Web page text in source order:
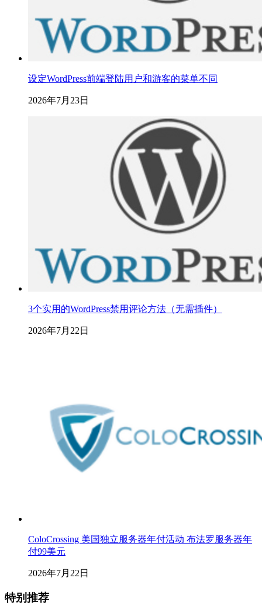
设定WordPress前端登陆用户和游客的菜单不同
2026年7月23日
3个实用的WordPress禁用评论方法（无需插件）
2026年7月22日
ColoCrossing 美国独立服务器年付活动 布法罗服务器年
付99美元
2026年7月22日
特别推荐